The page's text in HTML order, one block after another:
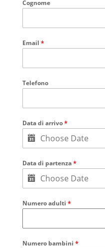
Cognome
Email *
Telefono
Data di arrivo*
Data di partenza*
Numero adulti *
Numero bambini *